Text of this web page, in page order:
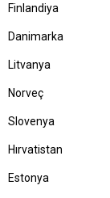
Finlandiya
Danimarka
Litvanya
Norveç
Slovenya
Hırvatistan
Estonya